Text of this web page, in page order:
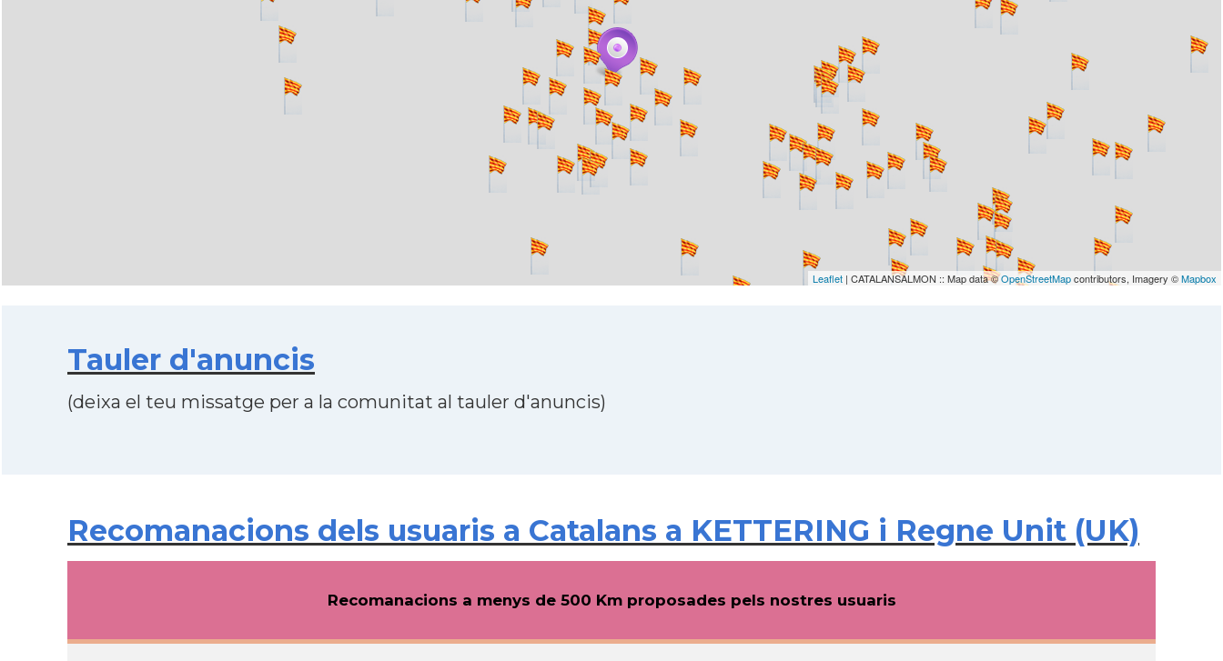
Leaflet | CATALANSALMON :: Map data ©OpenStreetMapcontributors, Imagery ©Mapbox
Tauler d'anuncis
(deixa el teu missatge per a la comunitat al tauler d'anuncis)
Recomanacions dels usuaris a Catalans a KETTERING i Regne Unit (UK)
Recomanacions a menys de 500 Km proposades pels nostres usuaris